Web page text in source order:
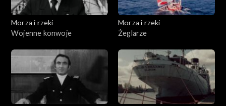
Morza i rzeki
Wojenne konwoje
Morza i rzeki
Żeglarze